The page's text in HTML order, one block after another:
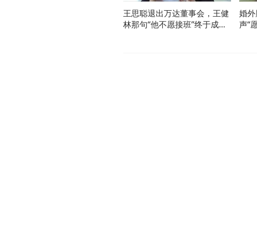
王思聪退出万达董事会，王健
林那句“他不愿接班”终于成真
婚
声“